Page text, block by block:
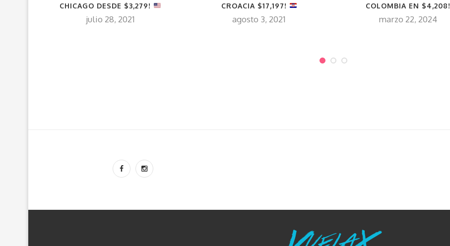
CHICAGO DESDE $3,279!
julio 28, 2021
CROACIA $17,197!
agosto 3, 2021
COLOMBIA EN $4,208!
marzo 22, 2024